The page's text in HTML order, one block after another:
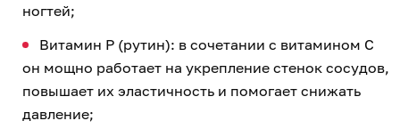
ногтей;
Витамин P (рутин): в сочетании с витамином C
он мощно работает на укрепление стенок сосудов,
повышает их эластичность и помогает снижать
давление;